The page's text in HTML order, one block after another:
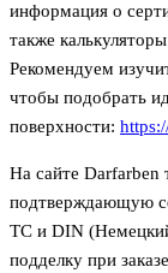
информация о
также
Рекомендуем
чтобы подобрать
поверхности:
На сайте
подтверждающую
ТС и DIN
подделку при